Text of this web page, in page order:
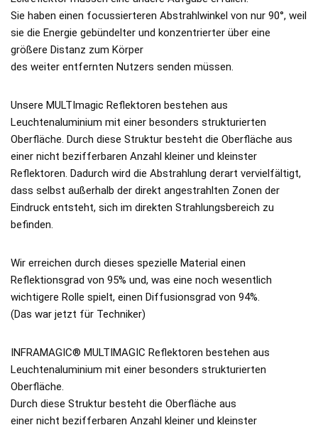
Sie haben einen focussierteren Abstrahlwinkel von nur 90°, weil
sie die Energie gebündelter und konzentrierter über eine
größere Distanz zum Körper
des weiter entfernten Nutzers senden müssen.
Unsere MULTImagic Reflektoren bestehen aus
Leuchtenaluminium mit einer besonders strukturierten
Oberfläche. Durch diese Struktur besteht die Oberfläche aus
einer nicht bezifferbaren Anzahl kleiner und kleinster
Reflektoren. Dadurch wird die Abstrahlung derart vervielfältigt,
dass selbst außerhalb der direkt angestrahlten Zonen der
Eindruck entsteht, sich im direkten Strahlungsbereich zu
befinden.
Wir erreichen durch dieses spezielle Material einen
Reflektionsgrad von 95% und, was eine noch wesentlich
wichtigere Rolle spielt, einen Diffusionsgrad von 94%.
(Das war jetzt für Techniker)
INFRAMAGIC® MULTIMAGIC Reflektoren bestehen aus
Leuchtenaluminium mit einer besonders strukturierten
Oberfläche.
Durch diese Struktur besteht die Oberfläche aus
einer nicht bezifferbaren Anzahl kleiner und kleinster